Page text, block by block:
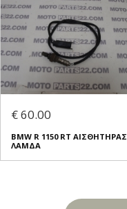
€ 60.00
BMW R 1150 RT ΑΙΣΘΗΤΗΡΑΣ
ΛΑΜΔΑ